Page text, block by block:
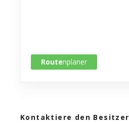
Routenplaner
Kontaktiere den Besitzer